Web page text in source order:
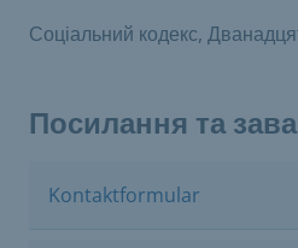
Соціальний кодекс,
Посилання та
Kontaktformular